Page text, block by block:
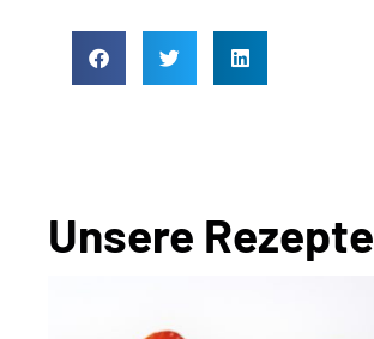
Unsere Rezepte